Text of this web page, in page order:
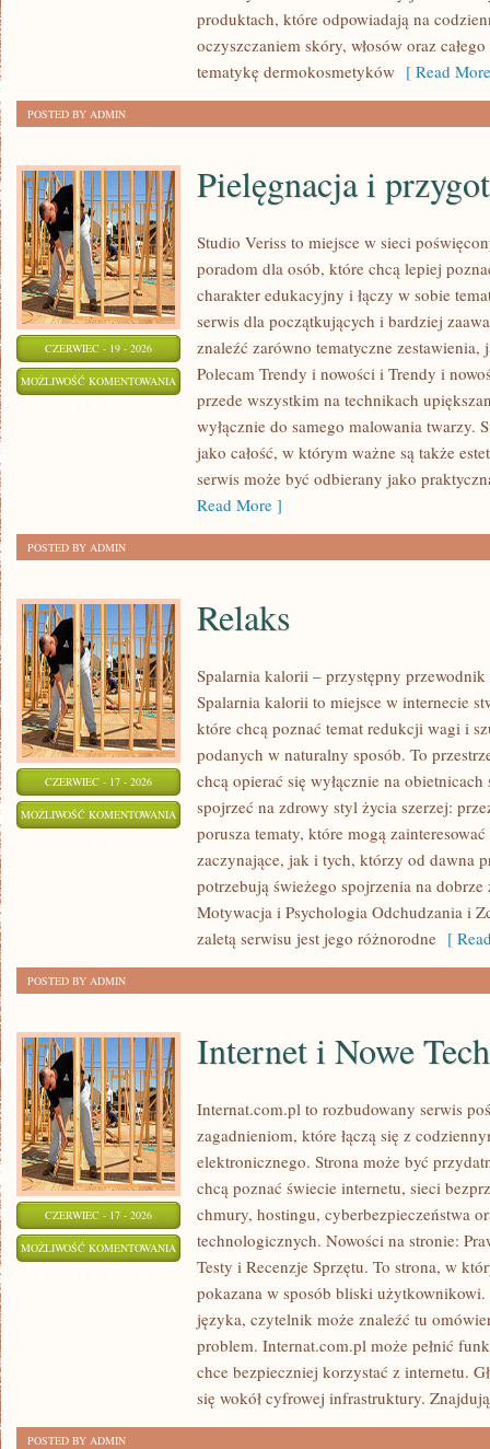
produktach, które odpowiadają na
oczyszczaniem skóry, włosów oraz
tematykę dermokosmetyków [ Read
POSTED BY ADMIN
CZERWIEC - 19 - 2026
MOŻLIWOŚĆ KOMENTOWANIA PIELĘGNACJA
PRZYGOTOWANIE
SKÓRY
Pielęgnacja i
Studio Veriss to miejsce w sieci
poradom dla osób, które chcą lepiej
charakter edukacyjny i łączy w sobie
serwis dla początkujących i bardziej
znaleźć zarówno tematyczne zestawienia,
Polecam Trendy i nowości i Trendy i
przede wszystkim na technikach
wyłącznie do samego malowania twarzy.
jako całość, w którym ważne są także
serwis może być odbierany jako
Read More ]
POSTED BY ADMIN
CZERWIEC - 17 - 2026
MOŻLIWOŚĆ KOMENTOWANIA RELAKS
Relaks
Spalarnia kalorii – przystępny przewodnik
Spalarnia kalorii to miejsce w internecie
które chcą poznać temat redukcji wagi i
podanych w naturalny sposób. To
chcą opierać się wyłącznie na
spojrzeć na zdrowy styl życia szerzej:
porusza tematy, które mogą
zaczynające, jak i tych, którzy od dawna
potrzebują świeżego spojrzenia na dobrze
Motywacja i Psychologia Odchudzania i
zaletą serwisu jest jego różnorodne [
POSTED BY ADMIN
CZERWIEC - 17 - 2026
MOŻLIWOŚĆ KOMENTOWANIA INTERNET
NOWE
TECHNOLOGIE
Internet i Nowe
Internat.com.pl to rozbudowany serwis
zagadnieniom, które łączą się z
elektronicznego. Strona może być
chcą poznać świecie internetu, sieci
chmury, hostingu, cyberbezpieczeństwa
technologicznych. Nowości na stronie:
Testy i Recenzje Sprzętu. To strona, w
pokazana w sposób bliski
języka, czytelnik może znaleźć tu
problem. Internat.com.pl może pełnić
chce bezpieczniej korzystać z internetu.
się wokół cyfrowej infrastruktury.
POSTED BY ADMIN